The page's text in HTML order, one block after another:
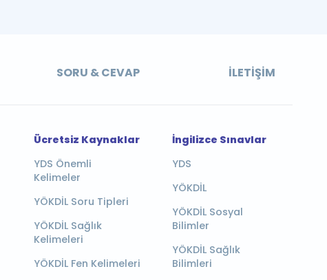
SORU & CEVAP İLETIŞIM
Ücretsiz Kaynaklar
YDS Önemli
Kelimeler
YÖKDİL Soru Tipleri
YÖKDİL Sağlık
Kelimeleri
YÖKDİL Fen Kelimeleri
İngilizce Sınavlar
YDS
YÖKDİL
YÖKDİL Sosyal
Bilimler
YÖKDİL Sağlık
Bilimleri